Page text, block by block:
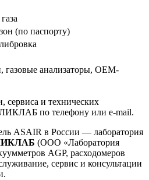
(по паспорту)
газовые анализаторы, OEM-
сервиса и технических
ЛИКЛАБ по телефону или e-mail.
ASAIR в России — лаборатория
(ООО «Лаборатория
AGP, расходомеров
сервис и консультации